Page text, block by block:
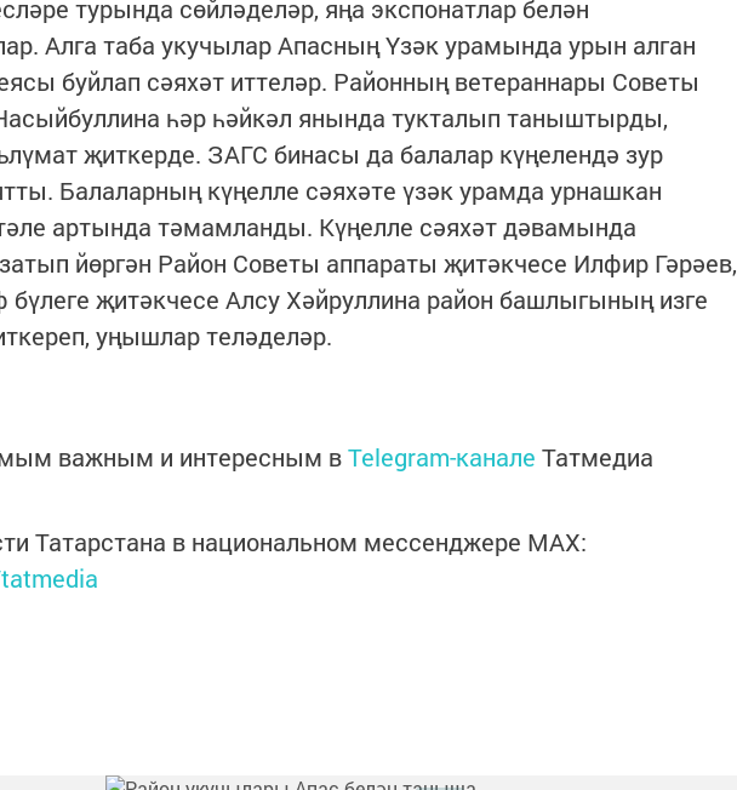
турында сөйләделәр, яңа экспонатлар белән
Алга таба укучылар Апасның Үзәк урамында урын алган
буйлап сәяхәт иттеләр. Районның ветераннары Советы
һәр һәйкәл янында тукталып таныштырды,
җиткерде. ЗАГС бинасы да балалар күңелендә зур
Балаларның күңелле сәяхәте үзәк урамда урнашкан
артында тәмамланды. Күңелле сәяхәт дәвамында
йөргән Район Советы аппараты җитәкчесе Илфир Гәрәев,
бүлеге җитәкчесе Алсу Хәйруллина район башлыгының изге
уңышлар теләделәр.
важным и интересным вTelegram-канале Татмедиа
Татарстана в национальном мессенджере MАХ: